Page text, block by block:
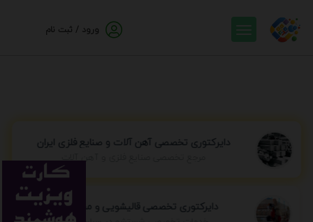
ورود / ثبت نام
دایرکتوری تخصصی آهن آلات و صنایع فلزی ایران
مرجع تخصصی صنایع فلزی و آهن آلات
دایرکتوری تخصصی قالیشویی و مبل شویی